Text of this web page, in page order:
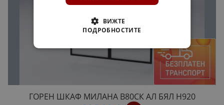
ГОРЕН ШКАФ МИЛАНА B80СК АЛ БЯЛ H920
ВИЖТЕ
ПОДРОБНОСТИТЕ